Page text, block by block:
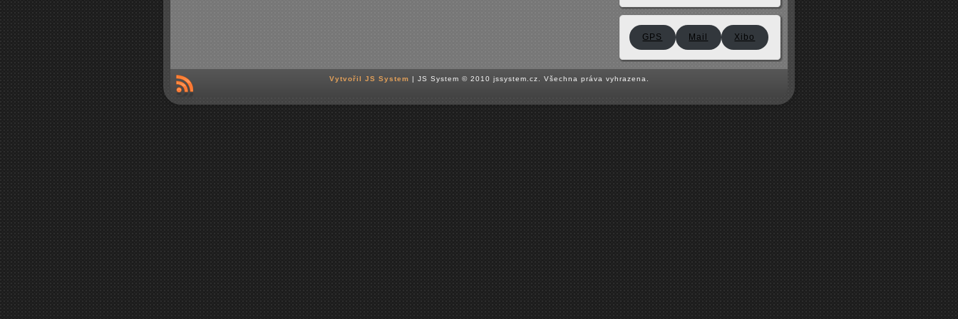
GPS Mail Xibo
Vytvořil JS System | JS System © 2010 jssystem.cz. Všechna práva vyhrazena.